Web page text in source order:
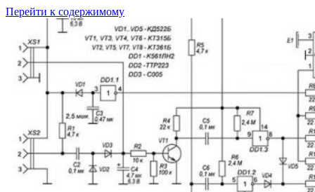
Перейти к содержимому